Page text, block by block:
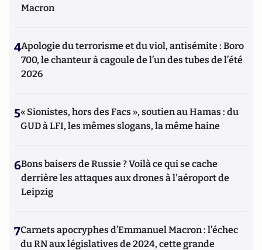
Macron
4Apologie du terrorisme et du viol, antisémite : Boro
700, le chanteur à cagoule de l’un des tubes de l’été
2026
5« Sionistes, hors des Facs », soutien au Hamas : du
GUD à LFI, les mêmes slogans, la même haine
6Bons baisers de Russie ? Voilà ce qui se cache
derrière les attaques aux drones à l'aéroport de
Leipzig
7Carnets apocryphes d’Emmanuel Macron : l’échec
du RN aux législatives de 2024, cette grande